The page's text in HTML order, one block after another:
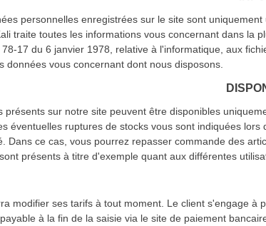
personnelles enregistrées sur le site sont
traite toutes les informations vous concernant dans la
17 du 6 janvier 1978, relative à l'informatique, aux
données vous concernant dont nous disposons.
présents sur notre site peuvent être disponibles
éventuelles ruptures de stocks vous sont indiquées
Dans ce cas, vous pourrez repasser commande des
présents à titre d'exemple quant aux différentes
modifier ses tarifs à tout moment. Le client s'engage
à la fin de la saisie via le site de paiement